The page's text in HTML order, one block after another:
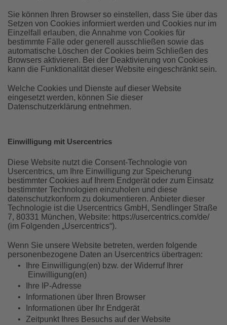
Sie können Ihren Browser so einstellen, dass Sie über das
Setzen von Cookies informiert werden und Cookies nur im
Einzelfall erlauben, die Annahme von Cookies für
bestimmte Fälle oder generell ausschließen sowie das
automatische Löschen der Cookies beim Schließen des
Browsers aktivieren. Bei der Deaktivierung von Cookies
kann die Funktionalität dieser Website eingeschränkt sein.
Welche Cookies und Dienste auf dieser Website
eingesetzt werden, können Sie dieser
Datenschutzerklärung entnehmen.
Einwilligung mit Usercentrics
Diese Website nutzt die Consent-Technologie von
Usercentrics, um Ihre Einwilligung zur Speicherung
bestimmter Cookies auf Ihrem Endgerät oder zum Einsatz
bestimmter Technologien einzuholen und diese
datenschutzkonform zu dokumentieren. Anbieter dieser
Technologie ist die Usercentrics GmbH, Sendlinger Straße
7, 80331 München, Website: https://usercentrics.com/de/
(im Folgenden „Usercentrics“).
Wenn Sie unsere Website betreten, werden folgende
personenbezogene Daten an Usercentrics übertragen:
•
Ihre Einwilligung(en) bzw. der Widerruf Ihrer
Einwilligung(en)
•
Ihre IP-Adresse
•
Informationen über Ihren Browser
•
Informationen über Ihr Endgerät
•
Zeitpunkt Ihres Besuchs auf der Website